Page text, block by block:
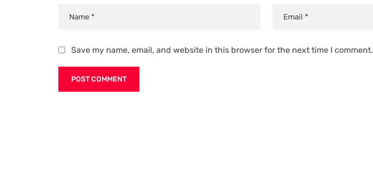
Save my name, email, and website in this browser for the next time I comment.